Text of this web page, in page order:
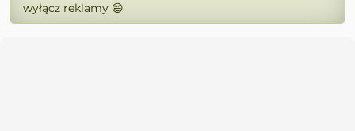
wyłącz reklamy 😄